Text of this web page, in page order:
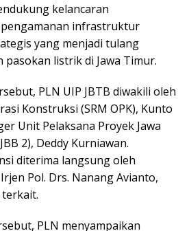
kelancaran
infrastruktur
yang menjadi tulang
listrik di Jawa Timur.
PLN UIP JBTB diwakili oleh
Konstruksi (SRM OPK), Kunto
Unit Pelaksana Proyek Jawa
2), Deddy Kurniawan.
diterima langsung oleh
Pol. Drs. Nanang Avianto,
terkait.
PLN menyampaikan